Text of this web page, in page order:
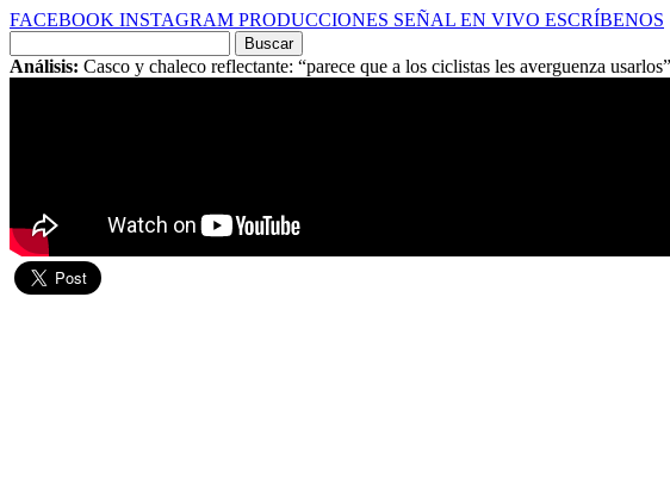
FACEBOOK INSTAGRAM PRODUCCIONES SEÑAL EN VIVO ESCRÍBENOS
por:
Análisis: Casco y chaleco reflectante: “parece que a los ciclistas les averguenza usarlos”